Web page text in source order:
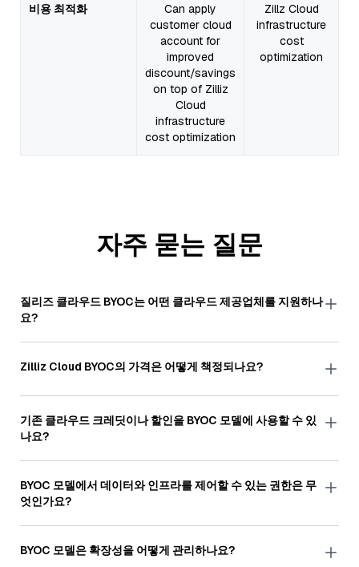
비용 최적화
Can apply
customer cloud
account for
improved
discount/savings
on top of Zilliz
Cloud
infrastructure
cost optimization
Zillz Cloud
infrastructure
cost
optimization
자주 묻는 질문
질리즈 클라우드 BYOC는 어떤 클라우드 제공업체를 지원하나
요?
현재 AWS와 GCP를 지원하며, 곧 Azure도 포함할 계획입니
다.
Zilliz Cloud BYOC의 가격은 어떻게 책정되나요?
가격은 데이터 서비스의 CPU 코어 사용량을 기준으로 책정
되며 최소 연간 약정이 필요합니다. 자세한 가격은문의해 주
세요.
기존 클라우드 크레딧이나 할인을 BYOC 모델에 사용할 수 있
나요?
네, 기존 클라우드 크레딧과 할인을 Zilliz Cloud BYOC 인프
라 비용에 적용할 수 있습니다.
BYOC 모델에서 데이터와 인프라를 제어할 수 있는 권한은 무
엇인가요?
루트 액세스를 통해 고객은 자신의 데이터와 인프라를 완벽
하게 제어할 수 있으며, 질리즈는 기본적으로 고객의 네트워
크에 액세스할 수 없습니다. 고객은 필요에 따라 질리즈 지원
BYOC 모델은 확장성을 어떻게 관리하나요?